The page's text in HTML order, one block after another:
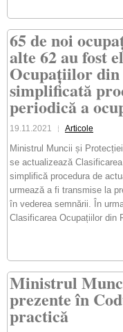
65 de noi
alte 62 au fost
Ocupațiilor din
simplificată
periodică a
19.11.2021 Articole
Ministrul Muncii și
se actualizează
simplifică procedura de
urmează a fi transmise la
în vederea semnării. În
Clasificarea Ocupațiilor din
Ministrul
prezente în
practică